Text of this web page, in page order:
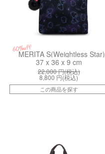
60%off
MERITA S(Weightless Star)
37 x 36 x 9 cm
22,000円(税込)
8,800 円(税込)
この商品を探す